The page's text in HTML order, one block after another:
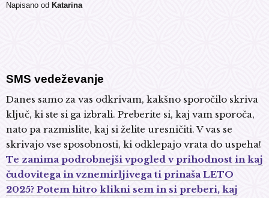
Napisano od Katarina
SMS vedeževanje
Danes samo za vas odkrivam, kakšno sporočilo skriva
ključ, ki ste si ga izbrali. Preberite si, kaj vam sporoča,
nato pa razmislite, kaj si želite uresničiti. V vas se
skrivajo vse sposobnosti, ki odklepajo vrata do uspeha!
Te zanima podrobnejši vpogled v prihodnost in kaj
čudovitega in vznemirljivega ti prinaša LETO
2025? Potem hitro klikni sem in si preberi, kaj